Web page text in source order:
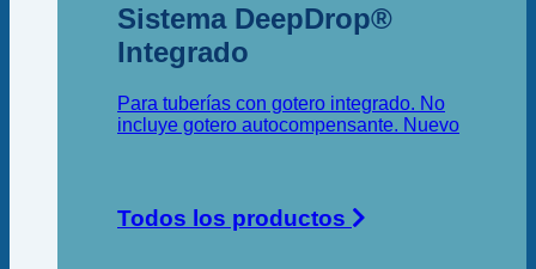
Sistema DeepDrop®
Integrado
Para tuberías con gotero integrado. No
incluye gotero autocompensante.
Todos los productos